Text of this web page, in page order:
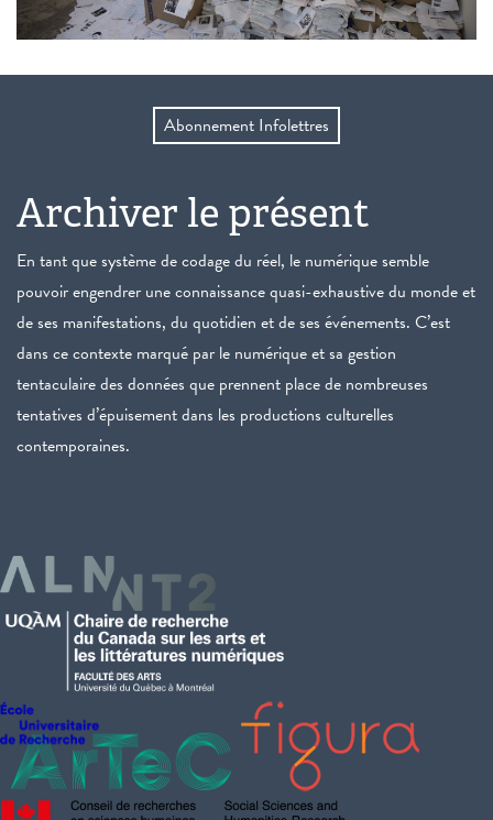
Abonnement Infolettres
Archiver le présent
En tant que système de codage du réel, le numérique semble
pouvoir engendrer une connaissance quasi-exhaustive du monde et
de ses manifestations, du quotidien et de ses événements. C’est
dans ce contexte marqué par le numérique et sa gestion
tentaculaire des données que prennent place de nombreuses
tentatives d’épuisement dans les productions culturelles
contemporaines.